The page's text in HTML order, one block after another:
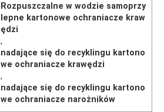
Rozpuszczalne w wodzie samoprzy
lepne kartonowe ochraniacze kraw
ędzi
,
nadające się do recyklingu kartono
we ochraniacze krawędzi
,
nadające się do recyklingu kartono
we ochraniacze narożników